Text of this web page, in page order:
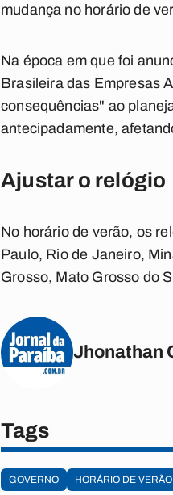
mudança no horário de
Na época em que foi
Brasileira das Empresas
consequências" ao
antecipadamente,
Ajustar o relógio
No horário de verão, os
Paulo, Rio de Janeiro,
Grosso, Mato Grosso do
Jhonathan
Tags
GOVERNO HORÁRIO DE VERÃO